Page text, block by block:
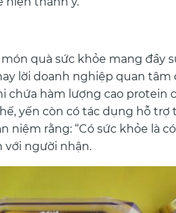
quà sức khỏe mang đầy
lời doanh nghiệp quan tâm
hàm lượng cao protein
yến còn có tác dụng hỗ
rằng: “Có sức khỏe là
với người nhận.